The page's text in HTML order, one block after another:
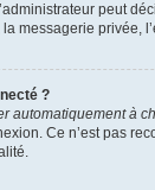
peut
messagerie privée,
?
automatiquement à
Ce n’est pas